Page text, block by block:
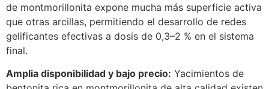
de montmorillonita expone mucha más superficie activa
que otras arcillas, permitiendo el desarrollo de redes
gelificantes efectivas a dosis de 0,3–2 % en el sistema
final.
Amplia disponibilidad y bajo precio: Yacimientos de